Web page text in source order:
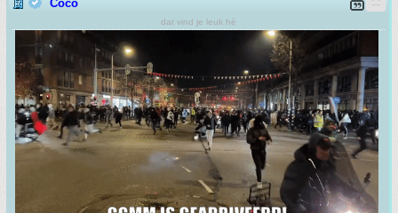
Coco
dat vind je leuk hè